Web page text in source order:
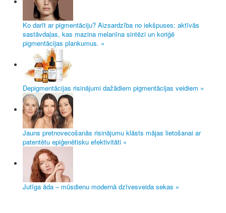
Ko darīt ar pigmentāciju? Aizsardzība no iekšpuses: aktīvās
sastāvdaļas, kas mazina melanīna sintēzi un koriģē
pigmentācijas plankumus. »
Depigmentācijas risinājumi dažādiem pigmentācijas veidiem »
Jauns pretnovecošanās risinājumu klāsts mājas lietošanai ar
patentētu epiģenētisku efektivitāti »
Jutīga āda – mūsdienu modernā dzīvesveida sekas »